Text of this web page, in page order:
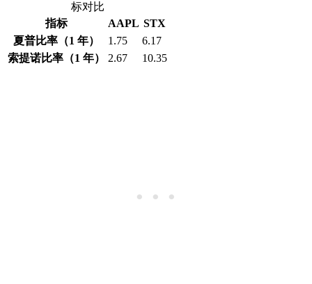
标对比
指标
AAPL STX
夏普比率（1 年）
1.75
6.17
索提诺比率（1 年）
2.67 10.35